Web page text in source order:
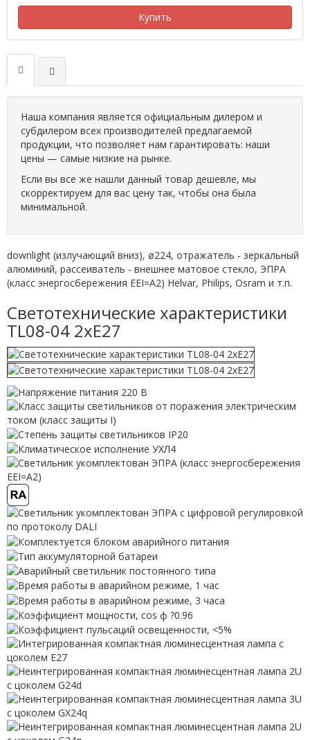
Купить
Наша компания является официальным дилером и
субдилером всех производителей предлагаемой
продукции, что позволяет нам гарантировать: наши
цены — самые низкие на рынке.
Если вы все же нашли данный товар дешевле, мы
скорректируем для вас цену так, чтобы она была
минимальной.
downlight (излучающий вниз), ø224, отражатель - зеркальный
алюминий, рассеиватель - внешнее матовое стекло, ЭПРА
(класс энергосбережения EEI=A2) Helvar, Philips, Osram и т.п.
Светотехнические характеристики
TL08-04 2xE27